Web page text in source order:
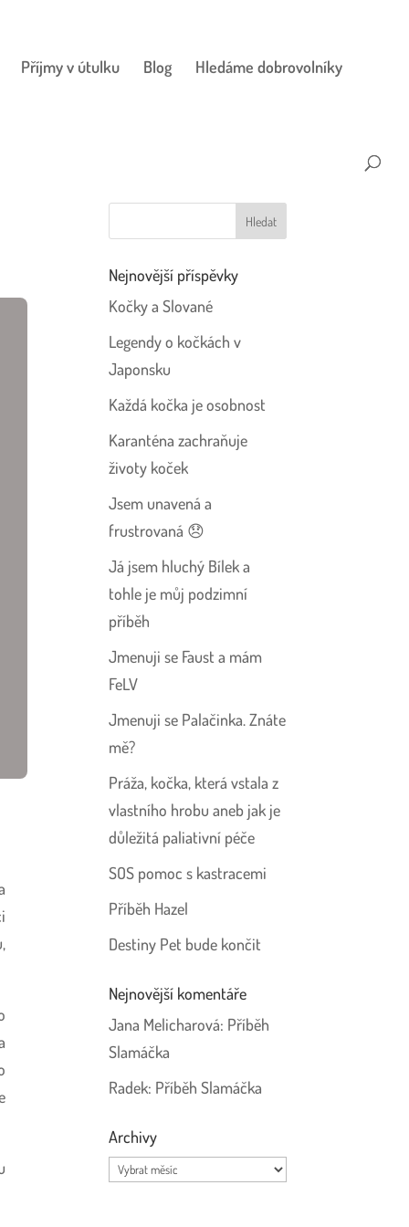
Příjmy v útulku Blog Hledáme dobrovolníky
Nejnovější příspěvky
Kočky a Slované
Legendy o kočkách v
Japonsku
Každá kočka je osobnost
Karanténa zachraňuje
životy koček
Jsem unavená a
frustrovaná 😞
Já jsem hluchý Bílek a
tohle je můj podzimní
příběh
Jmenuji se Faust a mám
FeLV
Jmenuji se Palačinka. Znáte
mě?
Práža, kočka, která vstala z
vlastního hrobu aneb jak je
důležitá paliativní péče
SOS pomoc s kastracemi
Příběh Hazel
Destiny Pet bude končit
Nejnovější komentáře
Jana Melicharová: Příběh
Slamáčka
Radek: Příběh Slamáčka
Archivy
Archivy